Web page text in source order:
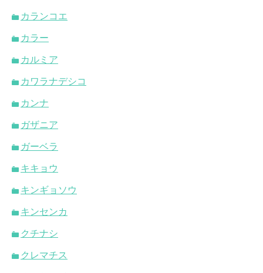
カランコエ
カラー
カルミア
カワラナデシコ
カンナ
ガザニア
ガーベラ
キキョウ
キンギョソウ
キンセンカ
クチナシ
クレマチス